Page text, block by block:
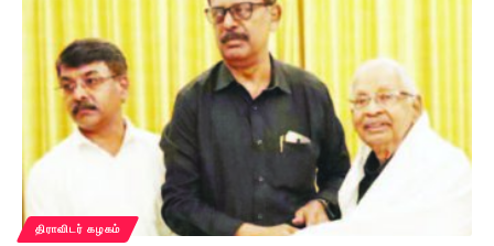
திராவிடர் கழகம்